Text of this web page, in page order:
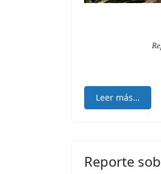
Leer más…
Reporte